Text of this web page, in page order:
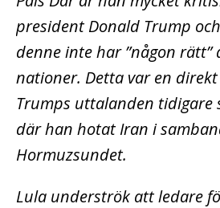
president Donald Trump
denne inte har ”någon
nationer. Detta var en
Trumps uttalanden tidigare
där han hotat Iran i
Hormuzsundet.
Lula underströk att ledare